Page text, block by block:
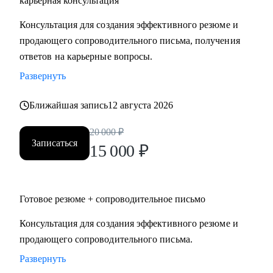
сферах:
• Продаж и работы с клиентами (B2B, B2C, B2G, E-
commerce)
• Финансов
• Образования/Ed-tech
• Маркетинга
• Закупок/Логистики.
Консультация для создания эффективного резюме и
продающего сопроводительного письма, получения
ответов на карьерные вопросы.
Развернуть
Ближайшая запись12 августа 2026
Записаться
20 000 ₽
15 000 ₽
Готовое резюме + сопроводительное письмо
Консультация для создания эффективного резюме и
продающего сопроводительного письма.
Развернуть